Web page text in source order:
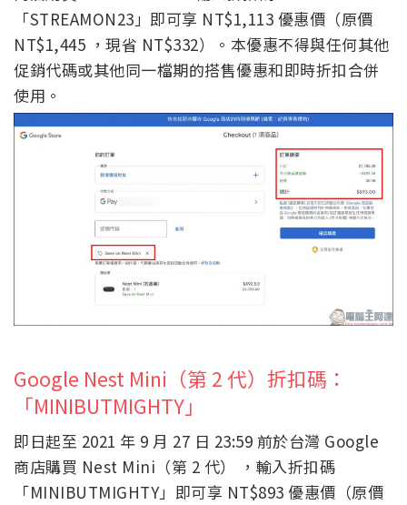
「STREAMON23」即可享 NT$1,113 優惠價（原價
NT$1,445 ，現省 NT$332）。本優惠不得與任何其他
促銷代碼或其他同一檔期的搭售優惠和即時折扣合併
使用。
Google Nest Mini（第 2 代）折扣碼：
「MINIBUTMIGHTY」
即日起至 2021 年 9 月 27 日 23:59 前於台灣 Google
商店購買 Nest Mini（第 2 代） ，輸入折扣碼
「MINIBUTMIGHTY」即可享 NT$893 優惠價（原價